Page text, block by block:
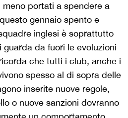
portati a spendere a
gennaio spento e
inglesi è soprattutto
da fuori le evoluzioni
che tutti i club, anche i
spesso al di sopra delle
inserite nuove regole,
o nuove sanzioni dovranno